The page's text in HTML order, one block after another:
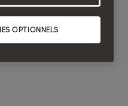
OPTIONNELS